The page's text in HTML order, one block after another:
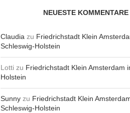
NEUESTE KOMMENTARE
Claudia zu Friedrichstadt Klein
Schleswig-Holstein
Lotti zu Friedrichstadt Klein Amsterdam
Holstein
Sunny zu Friedrichstadt Klein
Schleswig-Holstein